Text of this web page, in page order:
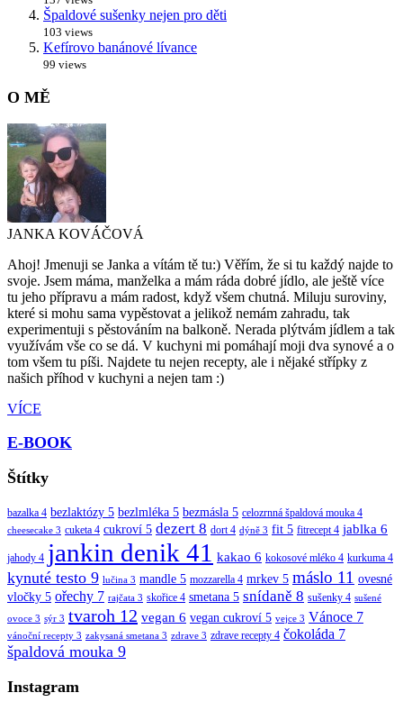
Špaldové sušenky nejen pro děti
103 views
Kefírovo banánové lívance
99 views
O MĚ
JANKA KOVÁČOVÁ
Ahoj! Jmenuji se Janka a vítám tě tu:) Věřím, že si tu každý najde to
svoje. Jsem máma, manželka a mám ráda dobré jídlo, ale ještě více
tu jeho přípravu a mám radost, když všem chutná. Miluju suroviny,
které si mohu sama vypěstovat a jelikož nemám zahradu, tak
experimentuji s pěstováním na balkoně. Nerada plýtvám jídlem a tak
využívám vše co se dá. V kuchyni mi pomáhají moji dva synové a o
tom všem tu píši. Najdete tu nejen recepty, ale i nějaké střípky z
našich příhod v kuchyni a nejen tam :)
VÍCE
E-BOOK
Štítky
bazalka 4 bezlaktózy 5 bezlmléka 5 bezmásla 5 celozrnná špaldová mouka 4
cheesecake 3 cuketa 4 cukroví 5 dezert 8 dort4 dýně 3 fit 5 fitrecept4 jablka 6
jahody 4 jankin denik 41 kakao 6 kokosové mléko 4 kurkuma 4
kynuté testo 9 lučina 3 mandle 5 mozzarella 4 mrkev 5 máslo 11 ovesné
vločky 5 ořechy 7 rajčata 3 skořice 4 smetana 5 snídaně 8 sušenky 4 sušené
ovoce 3 sýr 3 tvaroh 12 vegan 6 vegan cukroví 5 vejce 3 Vánoce 7
vánoční recepty 3 zakysaná smetana 3 zdrave 3 zdrave recepty 4 čokoláda 7
špaldová mouka 9
Instagram